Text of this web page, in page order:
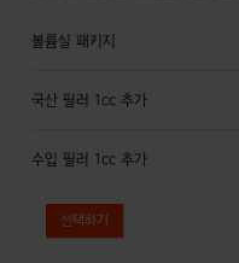
볼륨실 패키지
국산 필러 1cc 추가
수입 필러 1cc 추가